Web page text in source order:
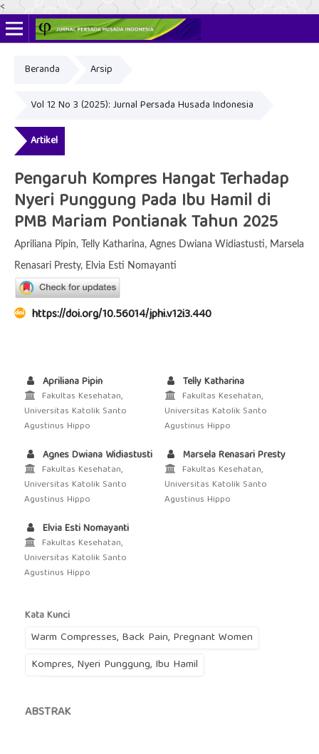
<
Beranda Arsip
Vol 12 No 3 (2025): Jurnal Persada Husada Indonesia
Artikel
Pengaruh Kompres Hangat Terhadap
Nyeri Punggung Pada Ibu Hamil di
PMB Mariam Pontianak Tahun 2025
Apriliana Pipin, Telly Katharina, Agnes Dwiana Widiastusti, Marsela
Renasari Presty, Elvia Esti Nomayanti
https://doi.org/10.56014/jphi.v12i3.440
Apriliana Pipin
Fakultas Kesehatan,
Universitas Katolik Santo
Agustinus Hippo
Telly Katharina
Fakultas Kesehatan,
Universitas Katolik Santo
Agustinus Hippo
Agnes Dwiana Widiastusti
Fakultas Kesehatan,
Universitas Katolik Santo
Agustinus Hippo
Marsela Renasari Presty
Fakultas Kesehatan,
Universitas Katolik Santo
Agustinus Hippo
Elvia Esti Nomayanti
Fakultas Kesehatan,
Universitas Katolik Santo
Agustinus Hippo
Kata Kunci
Warm Compresses, Back Pain, Pregnant Women
Kompres, Nyeri Punggung, Ibu Hamil
ABSTRAK